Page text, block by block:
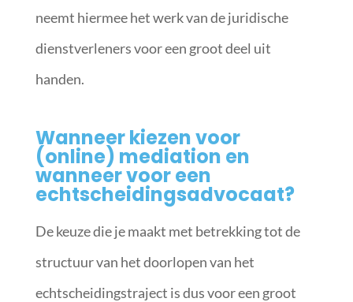
neemt hiermee het werk van de juridische
dienstverleners voor een groot deel uit
handen.
Wanneer kiezen voor
(online) mediation en
wanneer voor een
echtscheidingsadvocaat?
De keuze die je maakt met betrekking tot de
structuur van het doorlopen van het
echtscheidingstraject is dus voor een groot